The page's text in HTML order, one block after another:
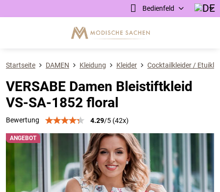
Bedienfeld
ANGEBOT
Startseite DAMEN Kleidung Kleider Cocktailkleider /
VERSABE Damen Bleistiftkleid
VS-SA-1852 floral
Bewertung 4.29/5 (42x)